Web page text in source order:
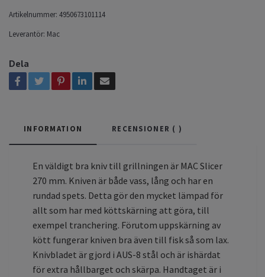
Artikelnummer: 4950673101114
Leverantör: Mac
Dela
INFORMATION RECENSIONER ( )
En väldigt bra kniv till grillningen är MAC Slicer
270 mm. Kniven är både vass, lång och har en
rundad spets. Detta gör den mycket lämpad för
allt som har med köttskärning att göra, till
exempel tranchering. Förutom uppskärning av
kött fungerar kniven bra även till fisk så som lax.
Knivbladet är gjord i AUS-8 stål och är ishärdat
för extra hållbarget och skärpa. Handtaget är i